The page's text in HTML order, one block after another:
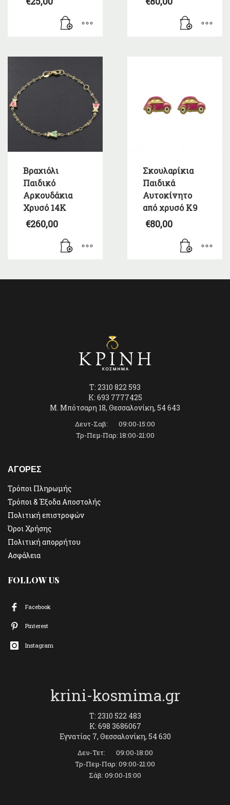
Βραχιόλι
Παιδικό
Αρκουδάκια
Χρυσό 14Κ
€260,00
Σκουλαρίκια
Παιδικά
Αυτοκίνητο
από χρυσό Κ9
€80,00
T: 2310 822 593
K: 693 7777425
Μ. Μπότσαρη 18, Θεσσαλονίκη, 54 643
Δευτ-Σαβ: 09:00-15:00
Τρ-Πεμ-Παρ: 18:00-21:00
ΑΓΟΡΕΣ
Τρόποι Πληρωμής
Τρόποι & Έξοδα Αποστολής
Πολιτική επιστροφών
Όροι Χρήσης
Πολιτική απορρήτου
Ασφάλεια
FOLLOW US
Facebook
Pinterest
Instagram
krini-kosmima.gr
T: 2310 522 483
K: 698 3686067
Εγνατίας 7, Θεσσαλονίκη, 54 630
Δευ-Τετ: 09:00-18:00
Τρ-Πεμ-Παρ: 09:00-21:00
Σάβ: 09:00-15:00